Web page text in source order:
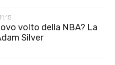
volto della NBA? La
Silver